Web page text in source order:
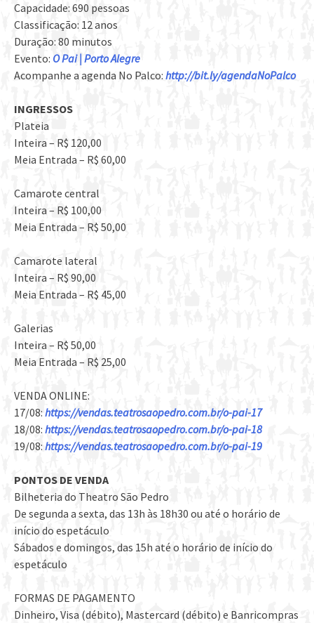
Capacidade: 690 pessoas
Classificação: 12 anos
Duração: 80 minutos
Evento: O Pai | Porto Alegre
Acompanhe a agenda No Palco: http://bit.ly/agendaNoPalco
INGRESSOS
Plateia
Inteira – R$ 120,00
Meia Entrada – R$ 60,00
Camarote central
Inteira – R$ 100,00
Meia Entrada – R$ 50,00
Camarote lateral
Inteira – R$ 90,00
Meia Entrada – R$ 45,00
Galerias
Inteira – R$ 50,00
Meia Entrada – R$ 25,00
VENDA ONLINE:
17/08: https://vendas.teatrosaopedro.com.br/o-pai-17
18/08: https://vendas.teatrosaopedro.com.br/o-pai-18
19/08: https://vendas.teatrosaopedro.com.br/o-pai-19
PONTOS DE VENDA
Bilheteria do Theatro São Pedro
De segunda a sexta, das 13h às 18h30 ou até o horário de
início do espetáculo
Sábados e domingos, das 15h até o horário de início do
espetáculo
FORMAS DE PAGAMENTO
Dinheiro, Visa (débito), Mastercard (débito) e Banricompras